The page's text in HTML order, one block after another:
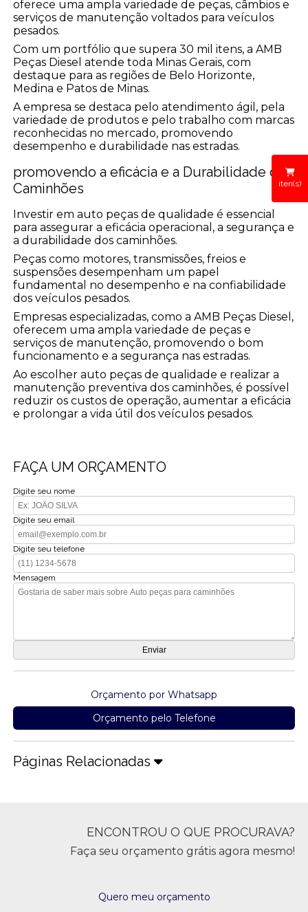
iten(s)
oferece uma ampla variedade de peças, câmbios e
serviços de manutenção voltados para veículos
pesados.
Com um portfólio que supera 30 mil itens, a AMB
Peças Diesel atende toda Minas Gerais, com
destaque para as regiões de Belo Horizonte,
Medina e Patos de Minas.
A empresa se destaca pelo atendimento ágil, pela
variedade de produtos e pelo trabalho com marcas
reconhecidas no mercado, promovendo
desempenho e durabilidade nas estradas.
promovendo a eficácia e a Durabilidade dos
Caminhões
Investir em auto peças de qualidade é essencial
para assegurar a eficácia operacional, a segurança e
a durabilidade dos caminhões.
Peças como motores, transmissões, freios e
suspensões desempenham um papel
fundamental no desempenho e na confiabilidade
dos veículos pesados.
Empresas especializadas, como a AMB Peças Diesel,
oferecem uma ampla variedade de peças e
serviços de manutenção, promovendo o bom
funcionamento e a segurança nas estradas.
Ao escolher auto peças de qualidade e realizar a
manutenção preventiva dos caminhões, é possível
reduzir os custos de operação, aumentar a eficácia
e prolongar a vida útil dos veículos pesados.
FAÇA UM ORÇAMENTO
Digite seu nome
Digite seu email
Digite seu telefone
Mensagem
Orçamento por Whatsapp
Orçamento pelo Telefone
Páginas Relacionadas
ENCONTROU O QUE PROCURAVA?
Faça seu orçamento grátis agora mesmo!
Quero meu orçamento